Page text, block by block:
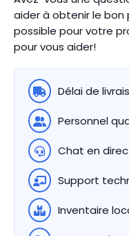
aider à obtenir le
possible pour votre
pour vous aider!
Délai de
Personnel
Chat en
Support
Inventaire